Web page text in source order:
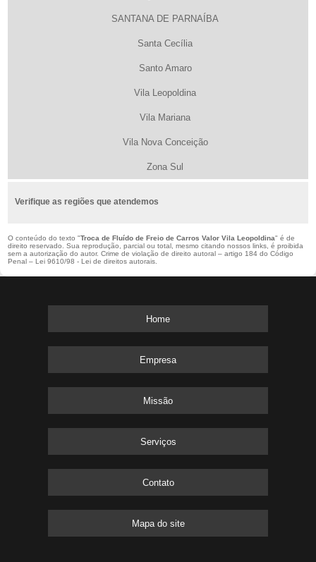
SANTANA DE PARNAÍBA
Santa Cecília
Santo Amaro
Vila Leopoldina
Vila Mariana
Vila Nova Conceição
Zona Sul
Verifique as regiões que atendemos
O conteúdo do texto "Troca de Fluído de Freio de Carros Valor Vila Leopoldina" é de
direito reservado. Sua reprodução, parcial ou total, mesmo citando nossos links, é proibida
sem a autorização do autor. Crime de violação de direito autoral – artigo 184 do Código
Penal –Lei 9610/98 - Lei de direitos autorais
Home
Empresa
Missão
Serviços
Contato
Mapa do site